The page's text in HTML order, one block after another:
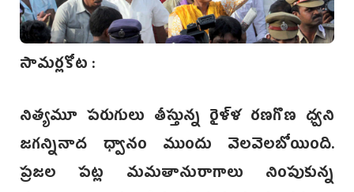
సామర్లకోట :
నిత్యమూ పరుగులు తీస్తున్న రైళ్ళ రణగొణ ధ్వని
జగన్నినాద ధ్వానం ముందు వెలవెలబోయింది.
ప్రజల పట్ల మమతానురాగాలు నింపుకున్న